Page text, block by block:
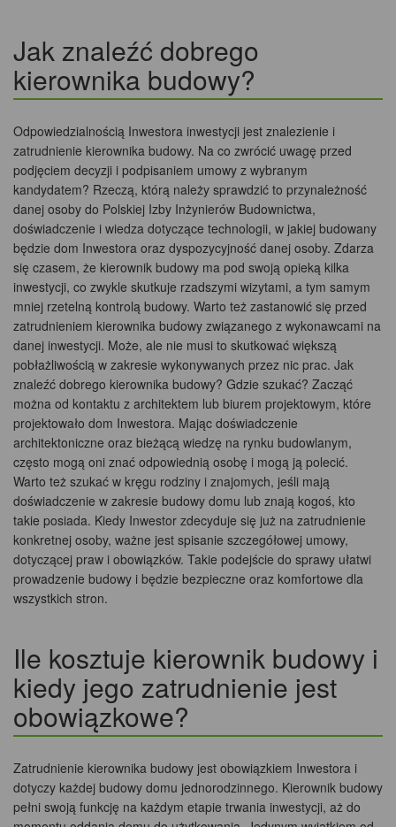
Jak znaleźć dobrego
kierownika budowy?
Odpowiedzialnością Inwestora inwestycji jest znalezienie i
zatrudnienie kierownika budowy. Na co zwrócić uwagę przed
podjęciem decyzji i podpisaniem umowy z wybranym
kandydatem? Rzeczą, którą należy sprawdzić to przynależność
danej osoby do Polskiej Izby Inżynierów Budownictwa,
doświadczenie i wiedza dotyczące technologii, w jakiej budowany
będzie dom Inwestora oraz dyspozycyjność danej osoby. Zdarza
się czasem, że kierownik budowy ma pod swoją opieką kilka
inwestycji, co zwykle skutkuje rzadszymi wizytami, a tym samym
mniej rzetelną kontrolą budowy. Warto też zastanowić się przed
zatrudnieniem kierownika budowy związanego z wykonawcami na
danej inwestycji. Może, ale nie musi to skutkować większą
pobłażliwością w zakresie wykonywanych przez nic prac. Jak
znaleźć dobrego kierownika budowy? Gdzie szukać? Zacząć
można od kontaktu z architektem lub biurem projektowym, które
projektowało dom Inwestora. Mając doświadczenie
architektoniczne oraz bieżącą wiedzę na rynku budowlanym,
często mogą oni znać odpowiednią osobę i mogą ją polecić.
Warto też szukać w kręgu rodziny i znajomych, jeśli mają
doświadczenie w zakresie budowy domu lub znają kogoś, kto
takie posiada. Kiedy Inwestor zdecyduje się już na zatrudnienie
konkretnej osoby, ważne jest spisanie szczegółowej umowy,
dotyczącej praw i obowiązków. Takie podejście do sprawy ułatwi
prowadzenie budowy i będzie bezpieczne oraz komfortowe dla
wszystkich stron.
Ile kosztuje kierownik budowy i
kiedy jego zatrudnienie jest
obowiązkowe?
Zatrudnienie kierownika budowy jest obowiązkiem Inwestora i
dotyczy każdej budowy domu jednorodzinnego. Kierownik budowy
pełni swoją funkcję na każdym etapie trwania inwestycji, aż do